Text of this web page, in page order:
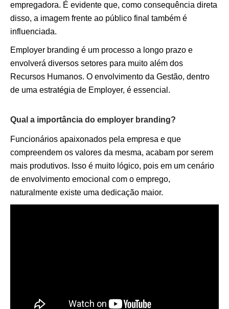
empregadora. É evidente que, como consequência direta
disso, a imagem frente ao público final também é
influenciada.
Employer branding é um processo a longo prazo e
envolverá diversos setores para muito além dos
Recursos Humanos. O envolvimento da Gestão, dentro
de uma estratégia de Employer, é essencial.
Qual a importância do employer branding?
Funcionários apaixonados pela empresa e que
compreendem os valores da mesma, acabam por serem
mais produtivos. Isso é muito lógico, pois em um cenário
de envolvimento emocional com o emprego,
naturalmente existe uma dedicação maior.